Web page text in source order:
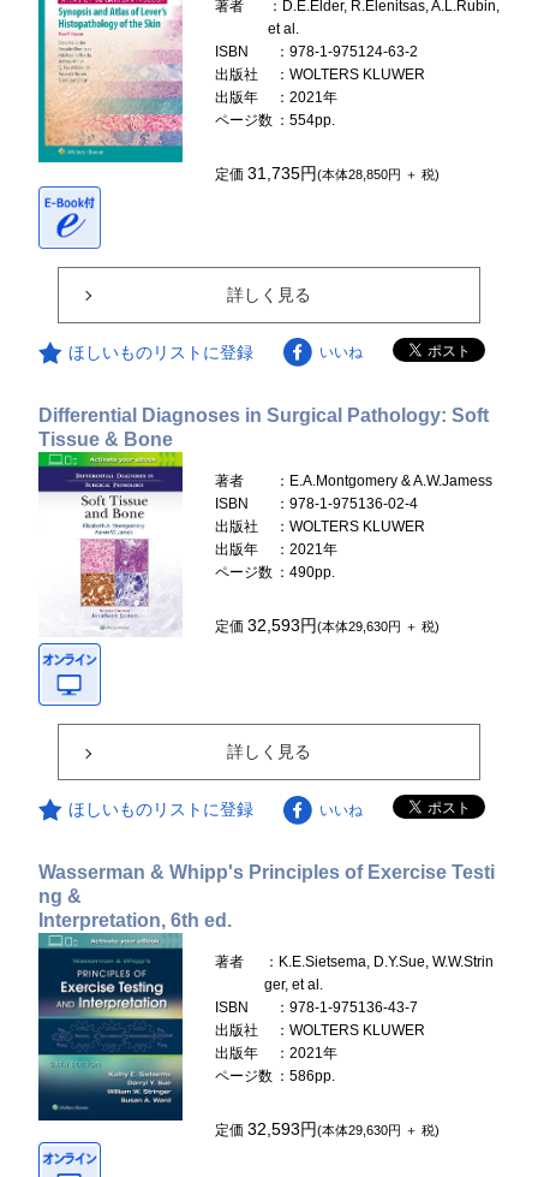
著者
：D.E.Elder, R.Elenitsas, A.L.Rubin,
et al.
ISBN
：978-1-975124-63-2
出版社
：WOLTERS KLUWER
出版年
：2021年
ページ数 ：554pp.
定価31,735円(本体28,850円 ＋ 税)
詳しく見る
ほしいものリストに登録 いいね
Differential Diagnoses in Surgical Pathology: Soft
Tissue & Bone
著者
：E.A.Montgomery & A.W.Jamess
ISBN
：978-1-975136-02-4
出版社
：WOLTERS KLUWER
出版年
：2021年
ページ数 ：490pp.
定価32,593円(本体29,630円 ＋ 税)
詳しく見る
ほしいものリストに登録 いいね
Wasserman & Whipp's Principles of Exercise Testi
ng &
Interpretation, 6th ed.
著者
：K.E.Sietsema, D.Y.Sue, W.W.Strin
ger, et al.
ISBN
：978-1-975136-43-7
出版社
：WOLTERS KLUWER
出版年
：2021年
ページ数 ：586pp.
定価32,593円(本体29,630円 ＋ 税)